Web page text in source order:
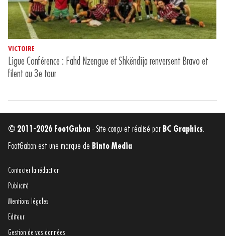
VICTOIRE
Ligue Conférence : Fahd Nzengue et Shkëndija renversent Bravo et
filent au 3e tour
© 2011-2026 FootGabon - Site conçu et réalisé par BC Graphics.
FootGabon est une marque de Binto Media
Contacter la rédaction
Publicité
Mentions légales
Editeur
Gestion de vos données